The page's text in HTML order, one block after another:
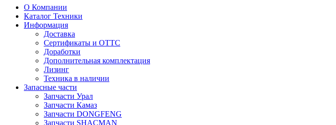
О Компании
Каталог Техники
Информация
Доставка
Сертификаты и ОТТС
Доработки
Дополнительная комплектация
Лизинг
Техника в наличии
Запасные части
Запчасти Урал
Запчасти Камаз
Запчасти DONGFENG
Запчасти SHACMAN